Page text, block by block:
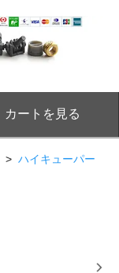
カートを見る
> ハイキューパー